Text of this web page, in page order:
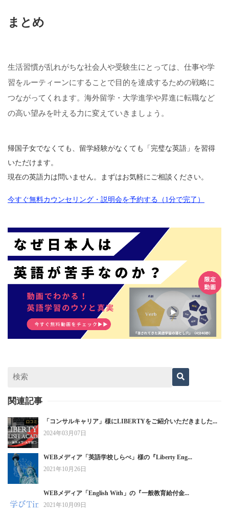
まとめ
生活習慣が乱れがちな社会人や受験生にとっては、仕事や学
習をルーティーンにすることで目的を達成するための戦略に
つながってくれます。海外留学・大学進学や昇進に転職など
の高い望みを叶える力に変えていきましょう。
帰国子女でなくても、留学経験がなくても「完璧な英語」を習得
いただけます。
現在の英語力は問いません。まずはお気軽にご相談ください。
今すぐ無料カウンセリング・説明会を予約する（1分で完了）
関連記事
「コンサルキャリア」様にLIBERTYをご紹介いただきました...
2024年03月07日
WEBメディア「英語学校しらべ」様の『Liberty Eng...
2021年10月26日
WEBメディア「English With」の『一般教育給付金...
2021年10月09日